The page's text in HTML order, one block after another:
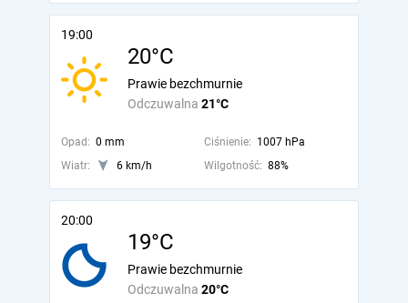
19:00
20°C
Odczuwalna 21°C
Prawie bezchmurnie
Opad: 0 mm Ciśnienie: 1007 hPa
Wiatr:
6 km/h Wilgotność: 88%
20:00
19°C
Odczuwalna 20°C
Prawie bezchmurnie